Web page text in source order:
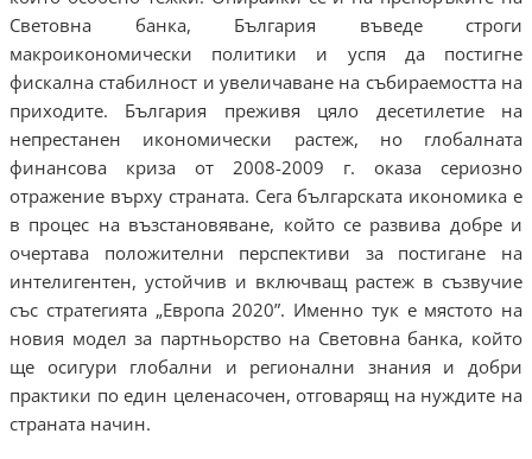
Световна банка, България въведе строги
макроикономически политики и успя да постигне
фискална стабилност и увеличаване на събираемостта на
приходите. България преживя цяло десетилетие на
непрестанен икономически растеж, но глобалната
финансова криза от 2008-2009 г. оказа сериозно
отражение върху страната. Сега българската икономика е
в процес на възстановяване, който се развива добре и
очертава положителни перспективи за постигане на
интелигентен, устойчив и включващ растеж в съзвучие
със стратегията „Европа 2020”. Именно тук е мястото на
новия модел за партньорство на Световна банка, който
ще осигури глобални и регионални знания и добри
практики по един целенасочен, отговарящ на нуждите на
страната начин.